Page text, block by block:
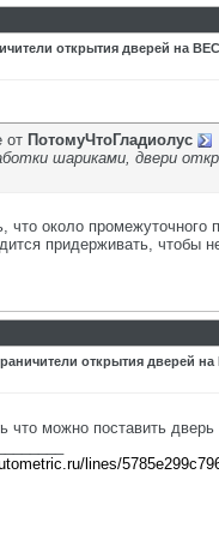
открытия дверей на
от ПотомуЧтоГладиолус
шариками, двери
что около
придерживать, чтобы
открытия дверей
что можно поставить
lines/